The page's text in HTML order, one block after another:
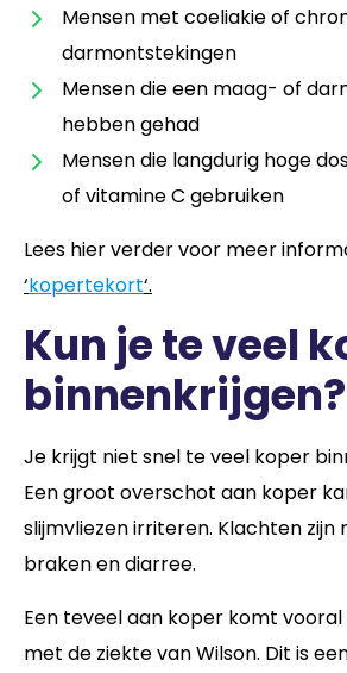
Mensen met coeliakie of
darmontstekingen
Mensen die een maag- of
hebben gehad
Mensen die langdurig hoge
of vitamine C gebruiken
Lees hier verder voor meer
‘kopertekort‘.
Kun je te veel
binnenkrijgen?
Je krijgt niet snel te veel koper
Een groot overschot aan koper
slijmvliezen irriteren. Klachten zijn
braken en diarree.
Een teveel aan koper komt
met de ziekte van Wilson. Dit is